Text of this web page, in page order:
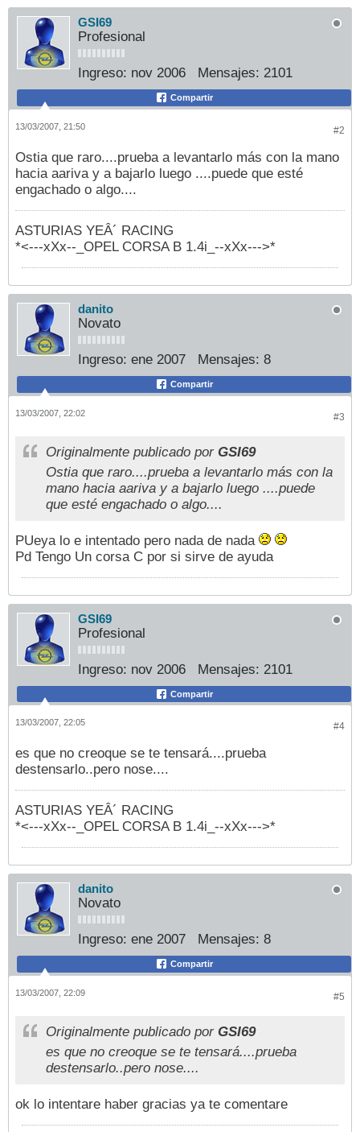
GSI69
Profesional
Ingreso: nov 2006 Mensajes: 2101
Compartir
#2
13/03/2007, 21:50
Ostia que raro....prueba a levantarlo más con la mano
hacia aariva y a bajarlo luego ....puede que esté
engachado o algo....
ASTURIAS YEÂ´ RACING
*<---xXx--_OPEL CORSA B 1.4i_--xXx--->*
danito
Novato
Ingreso: ene 2007 Mensajes: 8
Compartir
#3
13/03/2007, 22:02
Originalmente publicado por GSI69
Ostia que raro....prueba a levantarlo más con la
mano hacia aariva y a bajarlo luego ....puede
que esté engachado o algo....
PUeya lo e intentado pero nada de nada
Pd Tengo Un corsa C por si sirve de ayuda
GSI69
Profesional
Ingreso: nov 2006 Mensajes: 2101
Compartir
#4
13/03/2007, 22:05
es que no creoque se te tensará....prueba
destensarlo..pero nose....
ASTURIAS YEÂ´ RACING
*<---xXx--_OPEL CORSA B 1.4i_--xXx--->*
danito
Novato
Ingreso: ene 2007 Mensajes: 8
Compartir
#5
13/03/2007, 22:09
Originalmente publicado por GSI69
es que no creoque se te tensará....prueba
destensarlo..pero nose....
ok lo intentare haber gracias ya te comentare